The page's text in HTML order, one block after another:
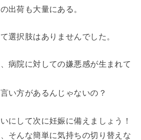
出荷も大量にある。
選択肢はありませんでした。
病院に対しての嫌悪感が生まれて
い方があるんじゃないの？
にして次に妊娠に備えましょう！
そんな簡単に気持ちの切り替えな